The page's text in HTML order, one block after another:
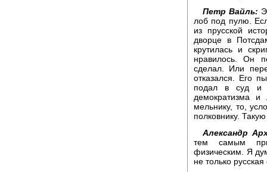
Петр Вайль:
лоб под пулю.
из прусской
дворце в
крутилась и
нравилось. Он
сделал. Или
отказался. Его
подал в суд и
демократизма и
мельнику, то,
полковнику.
Александр
тем самым
физическим. Я
не только